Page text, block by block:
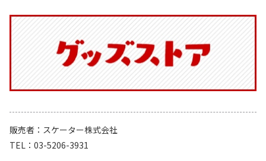
販売者
スケーター株式会社
TEL
03-5206-3931